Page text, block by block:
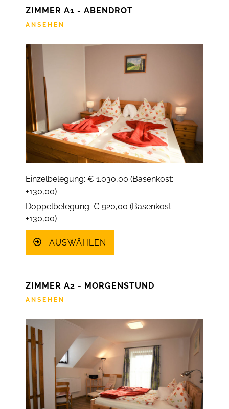
ZIMMER A1 - ABENDROT
ANSEHEN
Einzelbelegung: € 1.030,00 (Basenkost:
+130,00)
Doppelbelegung: € 920,00 (Basenkost:
+130,00)
AUSWÄHLEN
ZIMMER A2 - MORGENSTUND
ANSEHEN